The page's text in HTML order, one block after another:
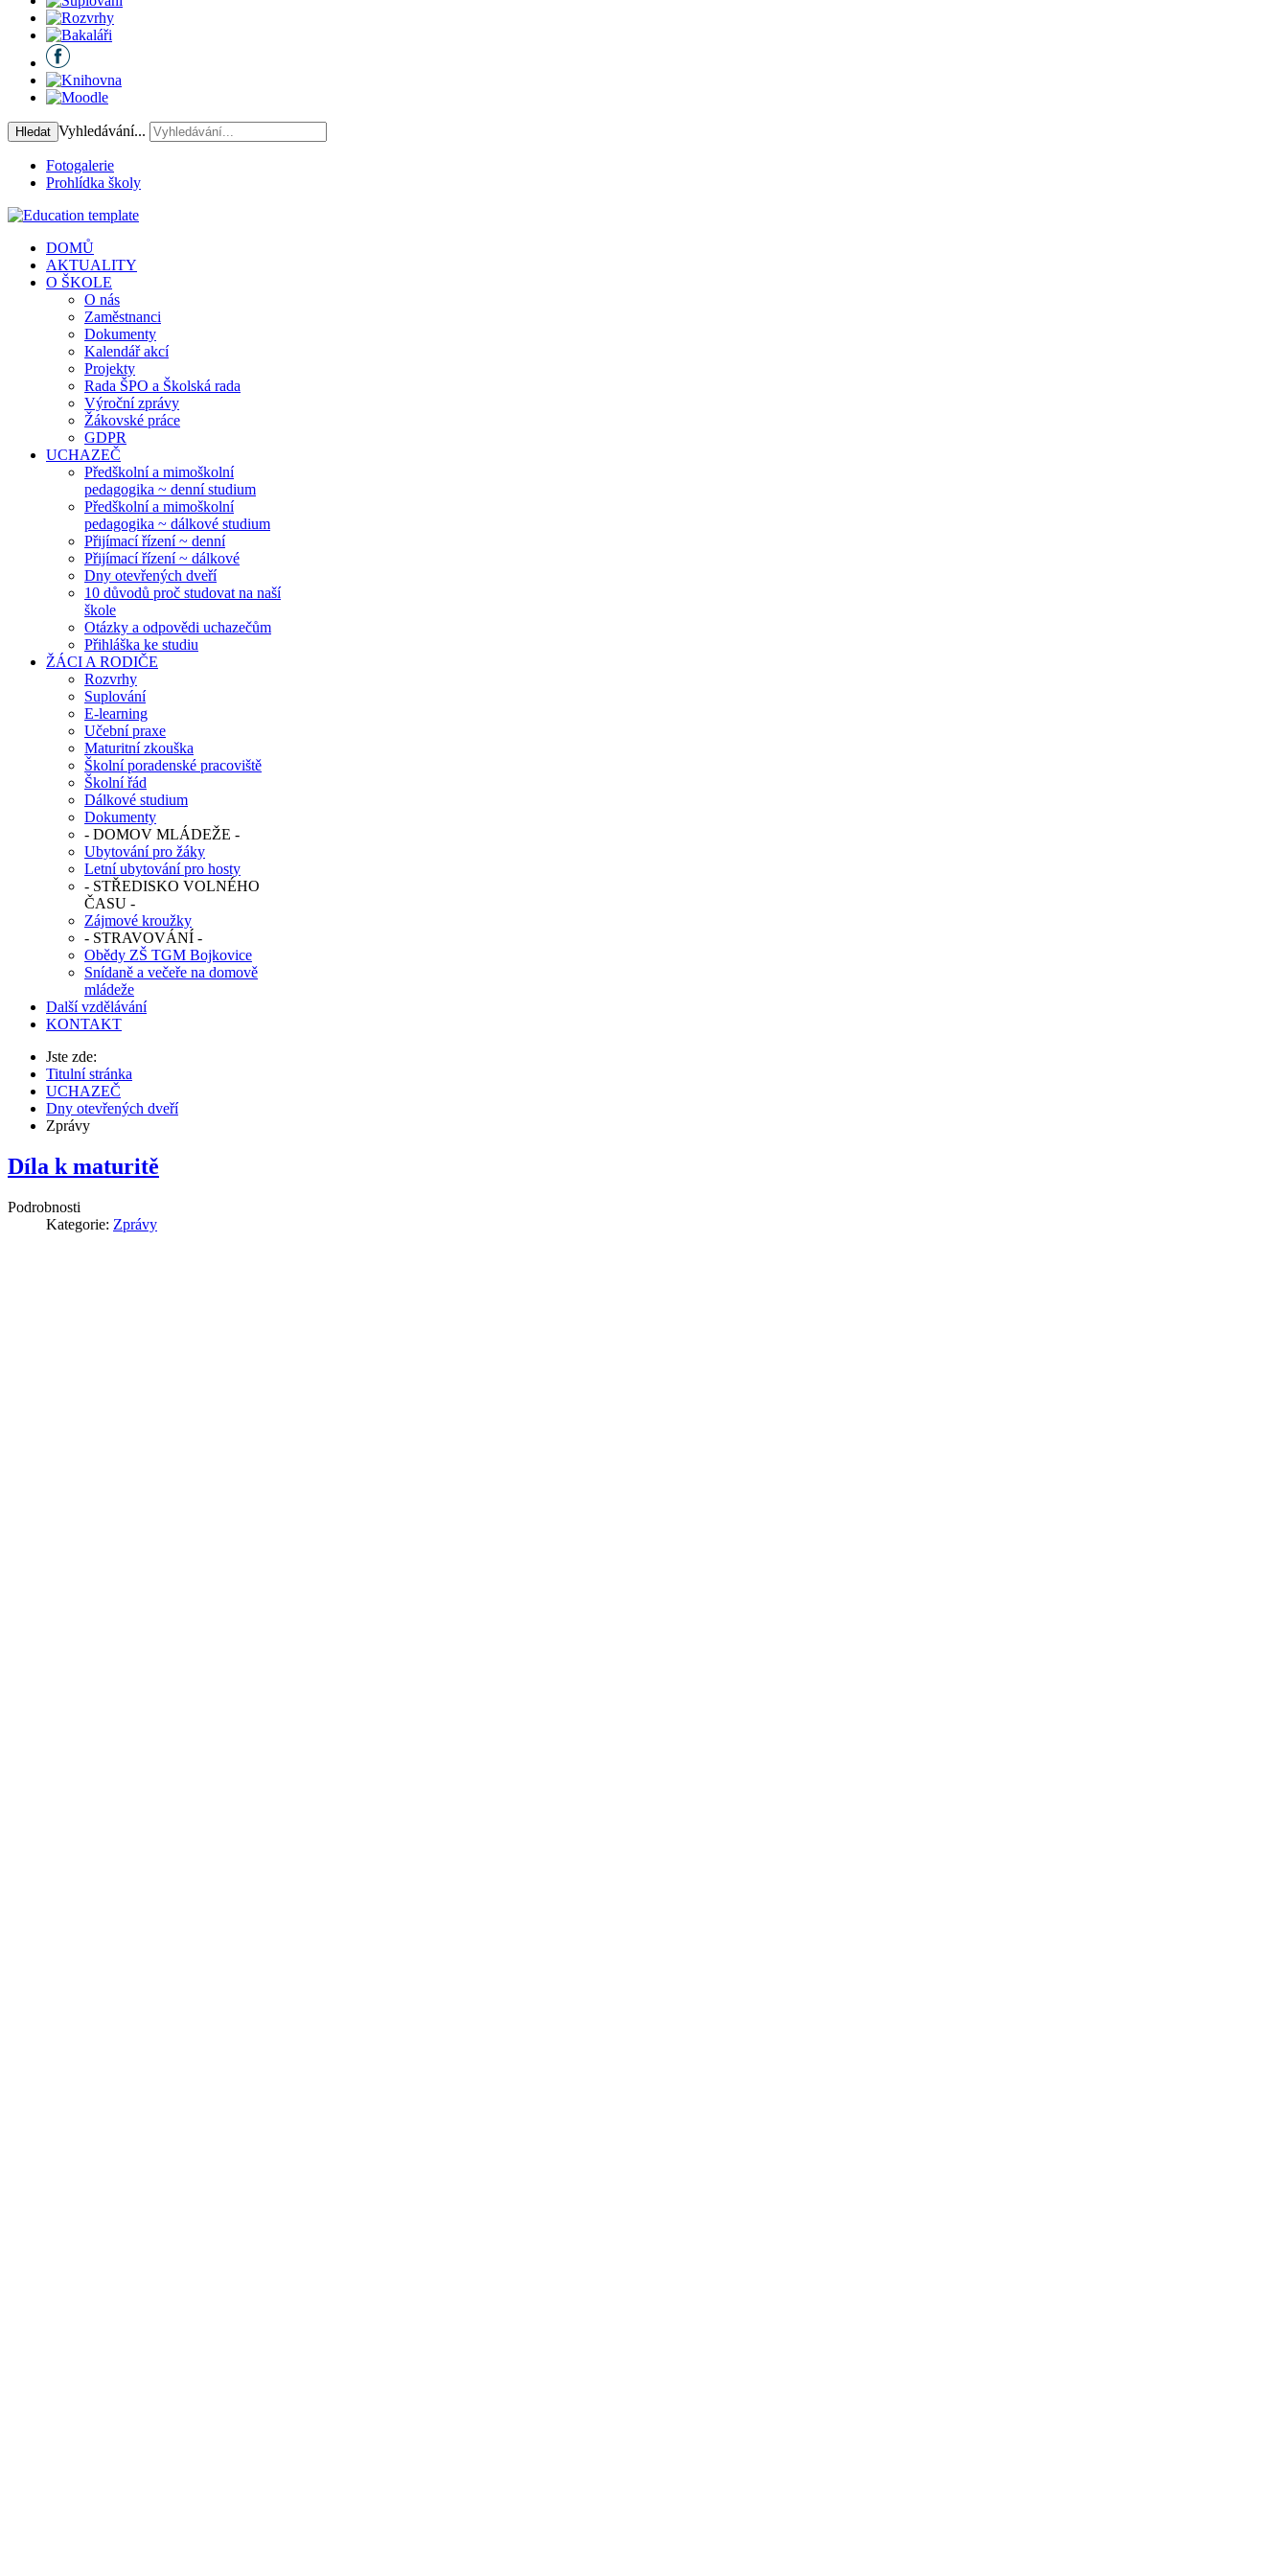
Hledat Vyhledávání...
Fotogalerie
Prohlídka školy
DOMŮ
AKTUALITY
O ŠKOLE
O nás
Zaměstnanci
Dokumenty
Kalendář akcí
Projekty
Rada ŠPO a Školská rada
Výroční zprávy
Žákovské práce
GDPR
UCHAZEČ
Předškolní a mimoškolní
pedagogika ~ denní studium
Předškolní a mimoškolní
pedagogika ~ dálkové studium
Přijímací řízení ~ denní
Přijímací řízení ~ dálkové
Dny otevřených dveří
10 důvodů proč studovat na naší
škole
Otázky a odpovědi uchazečům
Přihláška ke studiu
ŽÁCI A RODIČE
Rozvrhy
Suplování
E-learning
Učební praxe
Maturitní zkouška
Školní poradenské pracoviště
Školní řád
Dálkové studium
Dokumenty
- DOMOV MLÁDEŽE -
Ubytování pro žáky
Letní ubytování pro hosty
- STŘEDISKO VOLNÉHO
ČASU -
Zájmové kroužky
- STRAVOVÁNÍ -
Obědy ZŠ TGM Bojkovice
Snídaně a večeře na domově
mládeže
Další vzdělávání
KONTAKT
Joomla
Monster
Education
Jste zde:
Titulní stránka
UCHAZEČ
Dny otevřených dveří
Zprávy
Díla k maturitě
Podrobnosti
Kategorie: Zprávy